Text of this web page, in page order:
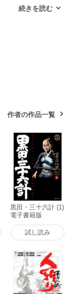
作者の作品一覧
黒田・三十六計 (1)
電子書籍版
試し読み